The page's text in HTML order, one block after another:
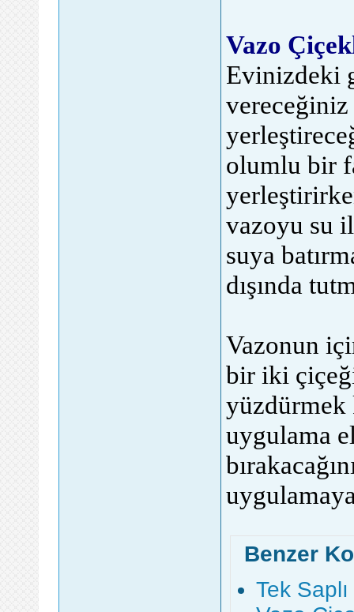
Vazo
Evinizdeki
vereceğiniz
olumlu bir
vazoyu su
suya
dışında
Vazonun
bir iki
yüzdürmek
uygulama
Benzer
Tek